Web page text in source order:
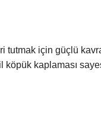
tutmak için güçlü
kaplaması